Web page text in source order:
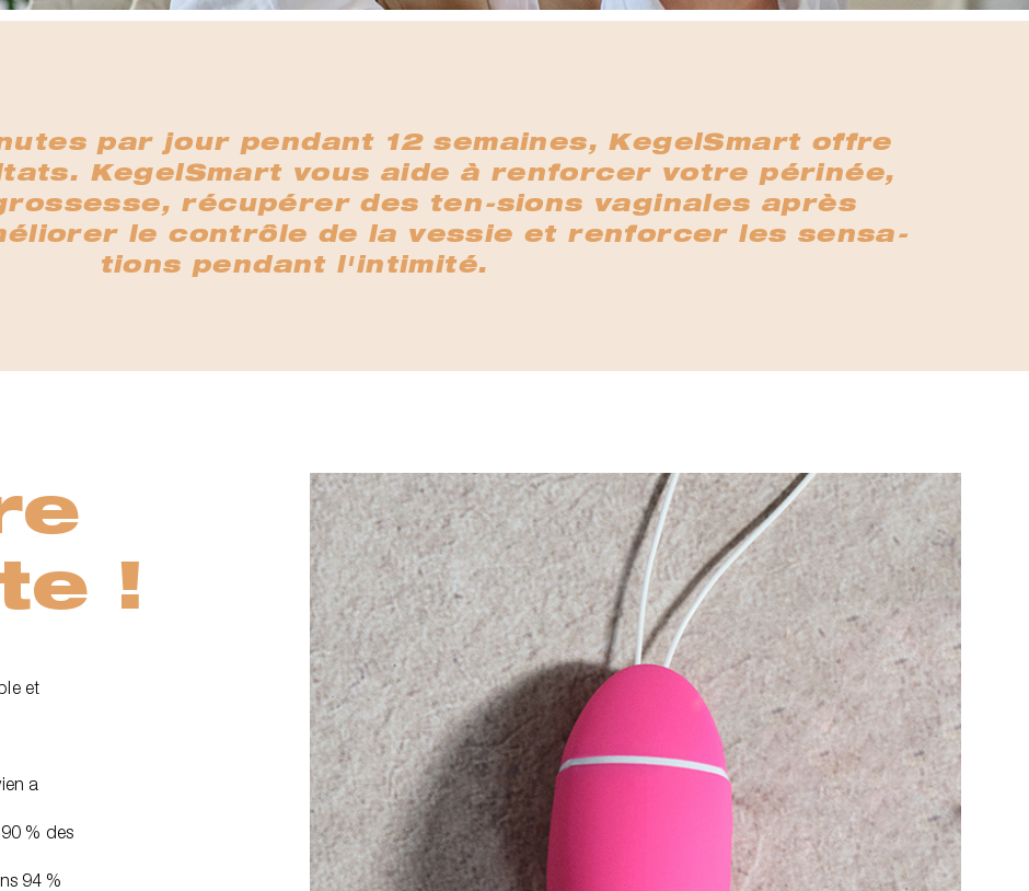
par jour pendant 12 semaines, KegelSmart offre
KegelSmart vous aide à renforcer votre périnée,
récupérer des ten-sions vaginales après
le contrôle de la vessie et renforcer les sensa-
tions pendant l'intimité.
!
et
a
% des
94 %